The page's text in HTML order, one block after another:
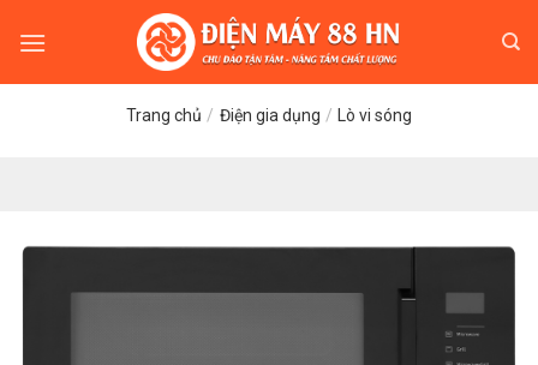
Trang chủ / Điện gia dụng / Lò vi sóng